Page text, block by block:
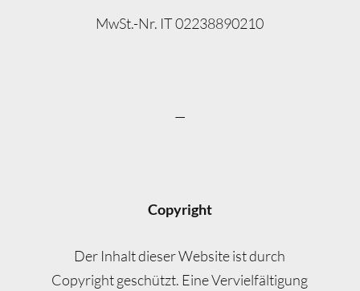
MwSt.-Nr. IT 02238890210
—
Copyright
Der Inhalt dieser Website ist durch
Copyright geschützt. Eine Vervielfältigung